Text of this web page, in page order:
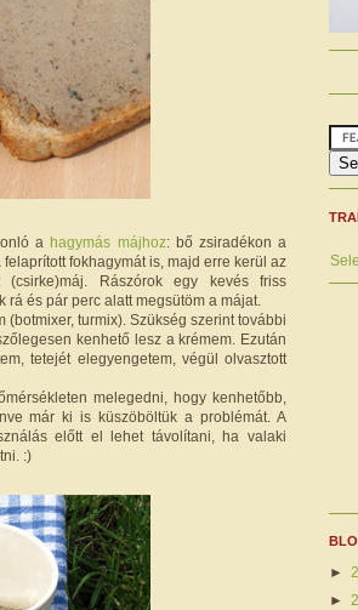
ahagymás májhoz: bő zsiradékon a
fokhagymát is, majd erre kerül az
(csirke)máj. Rászórok egy kevés friss
és pár perc alatt megsütöm a májat.
turmix). Szükség szerint további
kenhető lesz a krémem. Ezután
tetejét elegyengetem, végül olvasztott
melegedni, hogy kenhetőbb,
már ki is küszöböltük a problémát. A
előtt el lehet távolítani, ha valaki
:)
►
►